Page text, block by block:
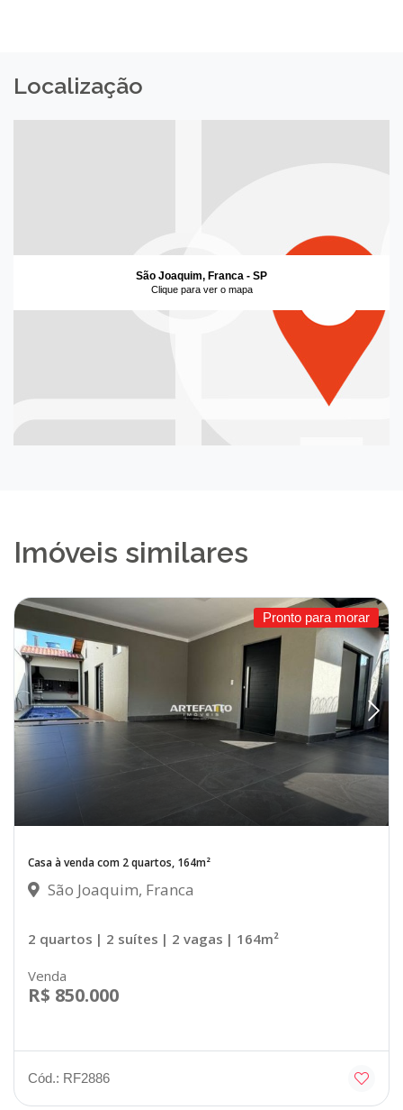
Localização
São Joaquim, Franca - SP
Clique para ver o mapa
Imóveis similares
Pronto para morar
Casa à venda com 2 quartos, 164m²
São Joaquim, Franca
2 quartos | 2 suítes | 2 vagas | 164m²
Venda
R$ 850.000
Cód.: RF2886